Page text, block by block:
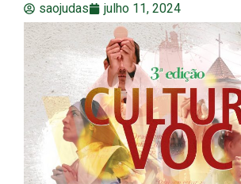
saojudas julho 11, 2024